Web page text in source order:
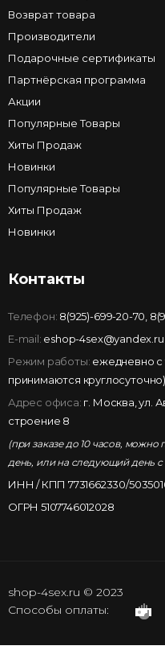
Возврат товара
Производители
Подарочные сертификаты
Партнёрская программа
Акции
Популярные Товары
Хиты Продаж
Новинки
Популярные Товары
Хиты Продаж
Новинки
Контакты
Телефон: 8(925)-699-20-70
E-mail: eshop-4sex@yandex.ru
Режим работы: ежедневно с
принимаются круглосуточно)
Адрес офиса: г. Москва, ул.
строение 8
(при заказе до 10 часов, можно
день, или на следующий день с
ИНН / КПП 7731662330/
ОГРН 5107746012028
shop-4sex.ru © 2023
Способы оплаты: